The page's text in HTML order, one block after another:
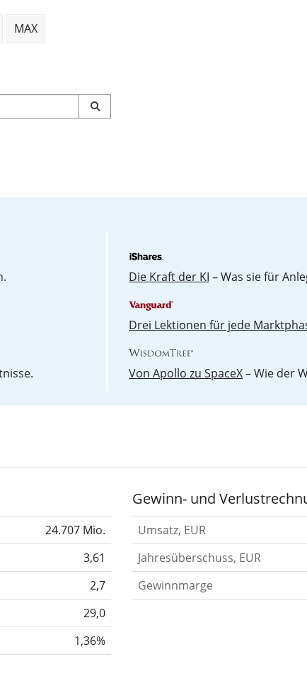
MAX
Die Kraft der KI – Was sie für
Drei Lektionen für jede
Von Apollo zu SpaceX– Wie der
24.707 Mio.
3,61
2,7
29,0
1,36%
Gewinn- und
Umsatz, EUR
Jahresüberschuss, EUR
Gewinnmarge